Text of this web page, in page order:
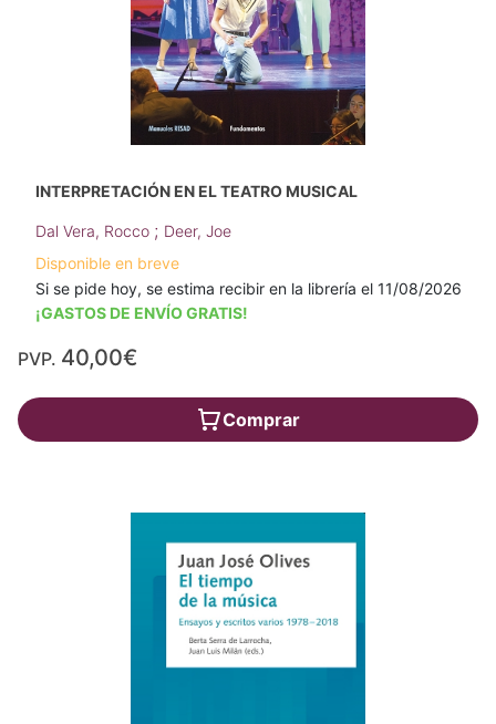
INTERPRETACIÓN EN EL TEATRO MUSICAL
Dal Vera, Rocco ; Deer, Joe
Disponible en breve
Si se pide hoy, se estima recibir en la librería el 11/08/2026
¡GASTOS DE ENVÍO GRATIS!
PVP. 40,00€
Comprar